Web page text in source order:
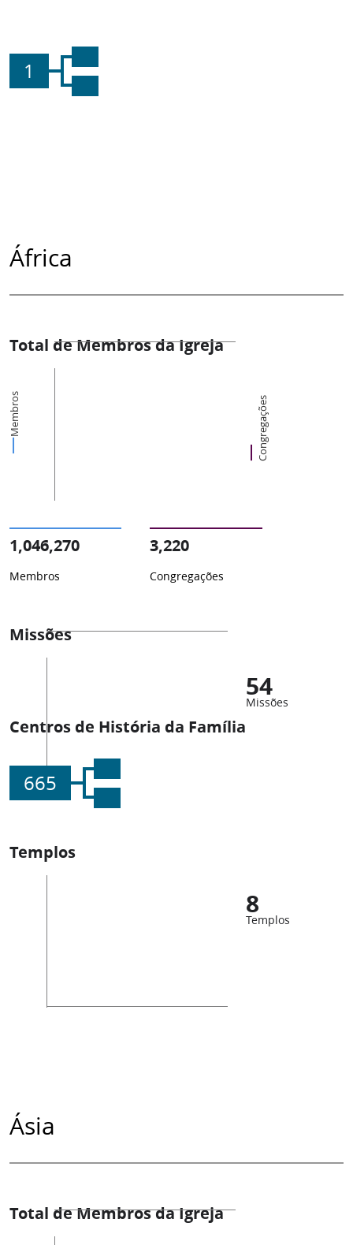
1
África
Total de Membros da Igreja
Membros Congregações
1,046,270
Membros
3,220
Congregações
Missões
54
Missões
Centros de História da Família
665
Templos
8
Templos
Ásia
Total de Membros da Igreja